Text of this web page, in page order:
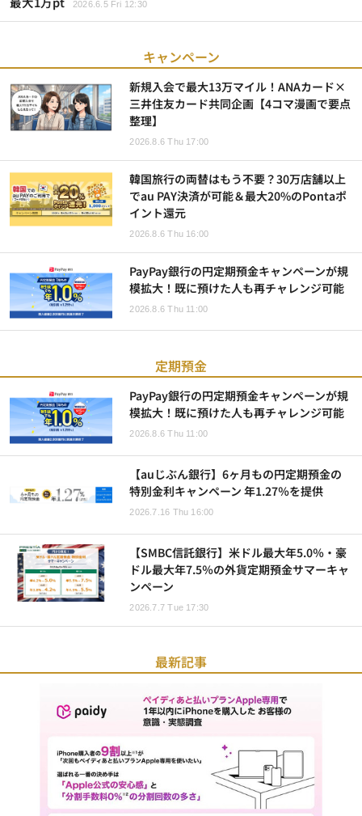
2026.6.5 Fri 12:30
キャンペーン
新規入会で最大13万マイル！ANAカード×
三井住友カード共同企画【4コマ漫画で要点
整理】
2026.8.6 Thu 17:00
韓国旅行の両替はもう不要？30万店舗以上
でau PAY決済が可能＆最大20%のPontaポ
イント還元
2026.8.6 Thu 16:00
PayPay銀行の円定期預金キャンペーンが規
模拡大！既に預けた人も再チャレンジ可能
2026.8.6 Thu 11:00
定期預金
PayPay銀行の円定期預金キャンペーンが規
模拡大！既に預けた人も再チャレンジ可能
2026.8.6 Thu 11:00
【auじぶん銀行】6ヶ月もの円定期預金の
特別金利キャンペーン 年1.27％を提供
2026.7.16 Thu 16:00
【SMBC信託銀行】米ドル最大年5.0％・豪
ドル最大年7.5％の外貨定期預金サマーキャ
ンペーン
2026.7.7 Tue 17:30
最新記事